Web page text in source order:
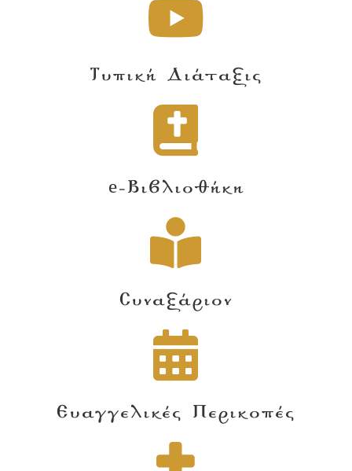
Τυπική Διάταξις
e-Βιβλιοθήκη
Συναξάριον
Ευαγγελικές Περικοπές